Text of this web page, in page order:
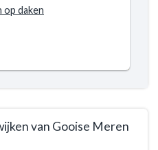
op daken
van Gooise Meren